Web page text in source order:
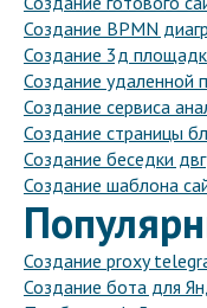
Создание BPMN
Создание 3д
Создание удаленной
Создание сервиса
Создание страницы
Создание беседки двг
Создание шаблона
Создание proxy
Создание бота для